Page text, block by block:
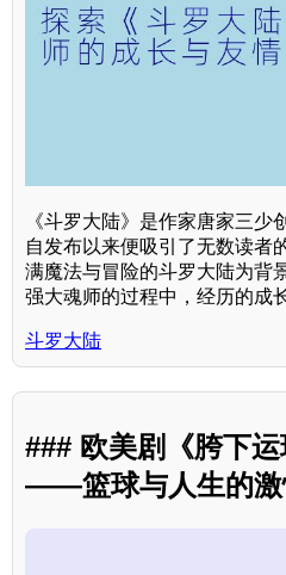
《斗罗大陆》是作家唐家三少
自发布以来便吸引了无数读者
满魔法与冒险的斗罗大陆为背
强大魂师的过程中，经历的成
斗罗大陆
### 欧美剧《胯下
——篮球与人生的激